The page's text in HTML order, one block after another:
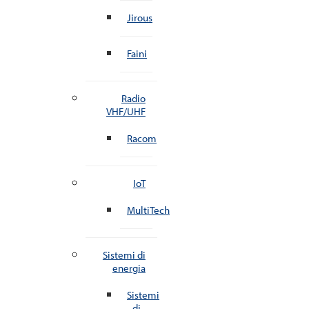
Jirous
Faini
Radio
VHF/UHF
Racom
IoT
MultiTech
Sistemi di
energia
Sistemi